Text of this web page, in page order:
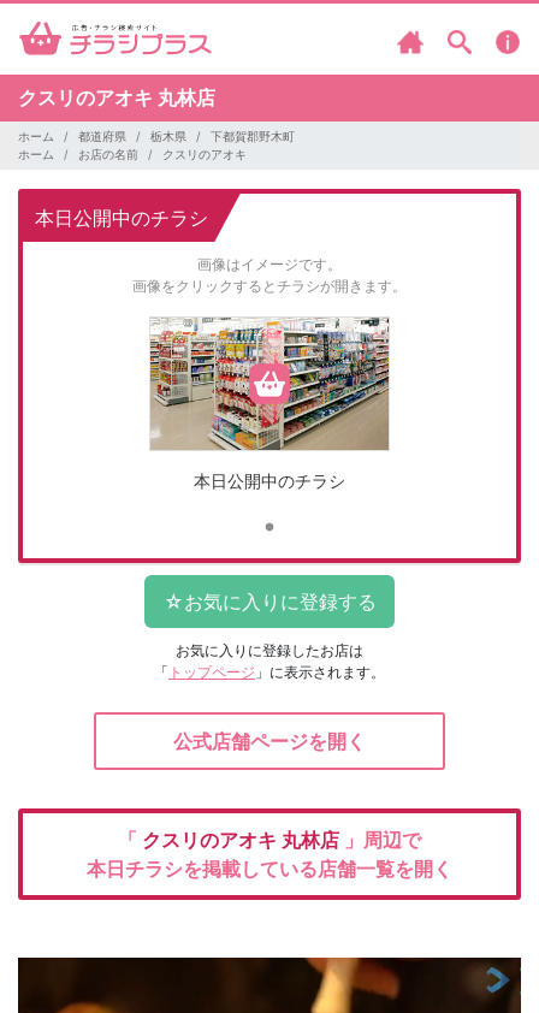
クスリのアオキ 丸林店
ホーム 都道府県 栃木県
下都賀郡野木町
ホーム
お店の名前 クスリのアオキ
本日公開中のチラシ
画像はイメージです。
画像をクリックするとチラシが開きます。
本日公開中のチラシ
お気に入りに登録したお店は
「 トップページ 」に表示されます。
公式店舗ページを開く
「 クスリのアオキ 丸林店 」周辺で
本日チラシを掲載している店舗一覧を開く